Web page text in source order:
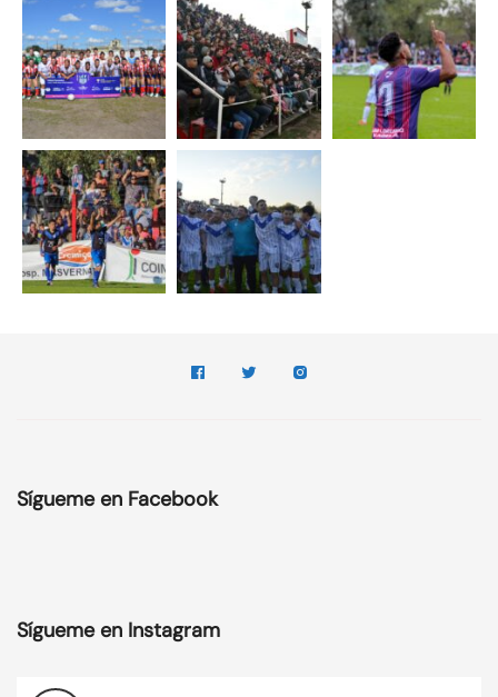
Sígueme en Facebook
Sígueme en Instagram